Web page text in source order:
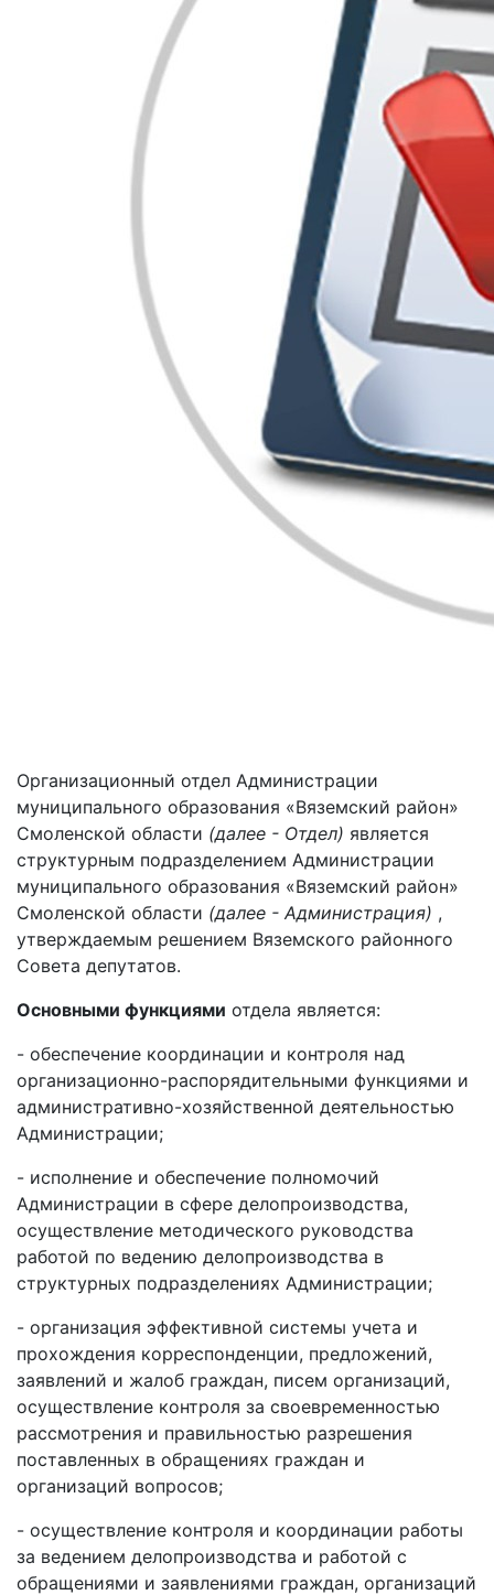
Организационный отдел Администрации
муниципального образования «Вяземский район»
Смоленской области (далее - Отдел) является
структурным подразделением Администрации
муниципального образования «Вяземский район»
Смоленской области (далее - Администрация) ,
утверждаемым решением Вяземского районного
Совета депутатов.
Основными функциями отдела является:
- обеспечение координации и контроля над
организационно-распорядительными функциями и
административно-хозяйственной деятельностью
Администрации;
- исполнение и обеспечение полномочий
Администрации в сфере делопроизводства,
осуществление методического руководства
работой по ведению делопроизводства в
структурных подразделениях Администрации;
- организация эффективной системы учета и
прохождения корреспонденции, предложений,
заявлений и жалоб граждан, писем организаций,
осуществление контроля за своевременностью
рассмотрения и правильностью разрешения
поставленных в обращениях граждан и
организаций вопросов;
- осуществление контроля и координации работы
за ведением делопроизводства и работой с
обращениями и заявлениями граждан, организаций